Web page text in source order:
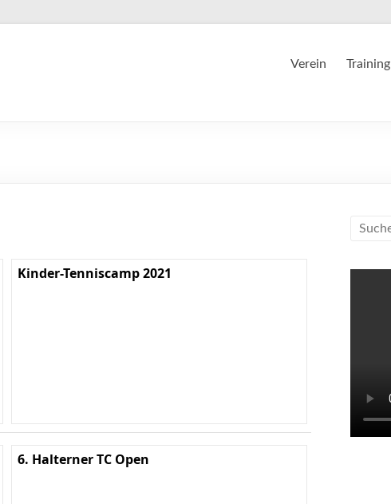
Verein Training
Kinder-Tenniscamp 2021
6. Halterner TC Open